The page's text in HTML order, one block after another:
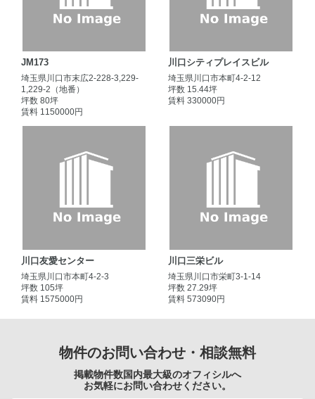
JM173
埼玉県川口市末広2-228-3,229-
1,229-2（地番）
坪数 80坪
賃料 1150000円
川口シティプレイスビル
埼玉県川口市本町4-2-12
坪数 15.44坪
賃料 330000円
川口友愛センター
埼玉県川口市本町4-2-3
坪数 105坪
賃料 1575000円
川口三栄ビル
埼玉県川口市栄町3-1-14
坪数 27.29坪
賃料 573090円
物件のお問い合わせ・相談無料
掲載物件数国内最大級のオフィシルへ
お気軽にお問い合わせください。